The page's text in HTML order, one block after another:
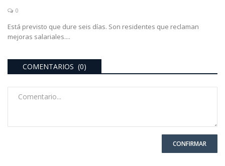
0
Está previsto que dure seis días. Son residentes que reclaman
mejoras salariales....
COMENTARIOS (0)
CONFIRMAR